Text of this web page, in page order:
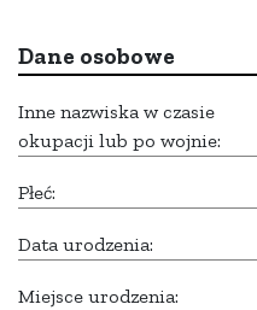
Dane osobowe
Inne nazwiska w czasie
okupacji lub po wojnie:
Płeć:
Data urodzenia:
Miejsce urodzenia: